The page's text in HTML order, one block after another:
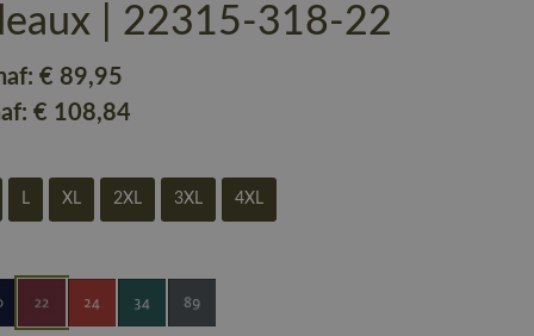
| 22315-318-22
€ 89,95
€ 108,84
L XL 2XL 3XL 4XL